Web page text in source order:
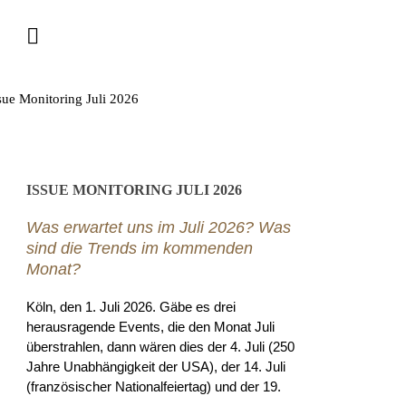
ISSUE MONITORING JULI 2026
Was erwartet uns im Juli 2026? Was
sind die Trends im kommenden
Monat?
Köln, den 1. Juli 2026. Gäbe es drei
herausragende Events, die den Monat Juli
überstrahlen, dann wären dies der 4. Juli (250
Jahre Unabhängigkeit der USA), der 14. Juli
(französischer Nationalfeiertag) und der 19.